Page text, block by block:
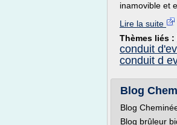
inamovible et
Lire la suite
Thèmes liés :
conduit
conduit d
Blog
Blog
Blog brûleur